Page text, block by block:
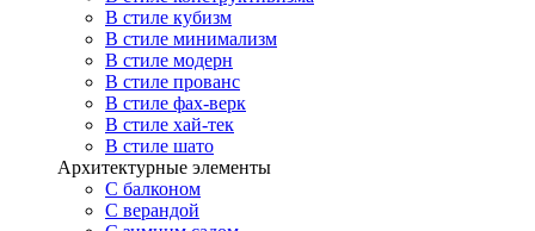
В стиле кубизм
В стиле минимализм
В стиле модерн
В стиле прованс
В стиле фах-верк
В стиле хай-тек
В стиле шато
Архитектурные элементы
С балконом
С верандой